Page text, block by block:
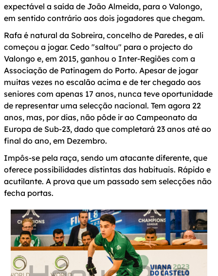
expectável a saída de João Almeida, para o Valongo,
em sentido contrário aos dois jogadores que chegam.
Rafa é natural da Sobreira, concelho de Paredes, e ali
começou a jogar. Cedo "saltou" para o projecto do
Valongo e, em 2015, ganhou o Inter-Regiões com a
Associação de Patinagem do Porto. Apesar de jogar
muitas vezes no escalão acima e de ter chegado aos
seniores com apenas 17 anos, nunca teve oportunidade
de representar uma selecção nacional. Tem agora 22
anos, mas, por dias, não pôde ir ao Campeonato da
Europa de Sub-23, dado que completará 23 anos até ao
final do ano, em Dezembro.
Impôs-se pela raça, sendo um atacante diferente, que
oferece possibilidades distintas das habituais. Rápido e
acutilante. A prova que um passado sem selecções não
fecha portas.